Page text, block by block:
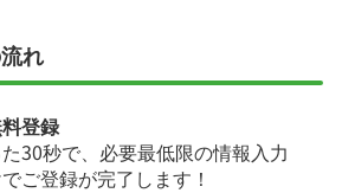
れ
登録
30秒で、必要最低限の情報入力
ご登録が完了します！